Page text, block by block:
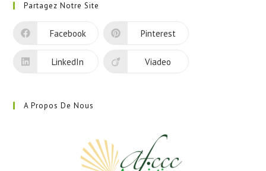
un
nouvel
Partagez Notre Site
Facebook Pinterest
LinkedIn Viadeo
A Propos De Nous